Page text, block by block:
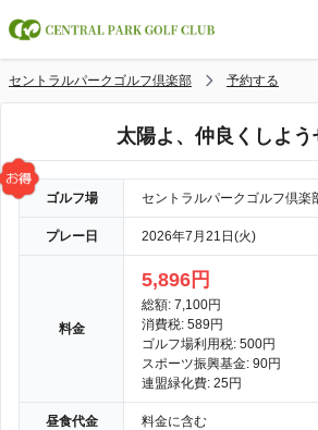
セントラルパークゴルフ倶楽部 予約する
太陽よ、仲良くしよう
ゴルフ場 セントラルパークゴルフ倶楽
プレー日 2026年7月21日(火)
料金
5,896円
総額: 7,100円
消費税: 589円
ゴルフ場利用税: 500円
スポーツ振興基金: 90円
連盟緑化費: 25円
昼食代金 料金に含む